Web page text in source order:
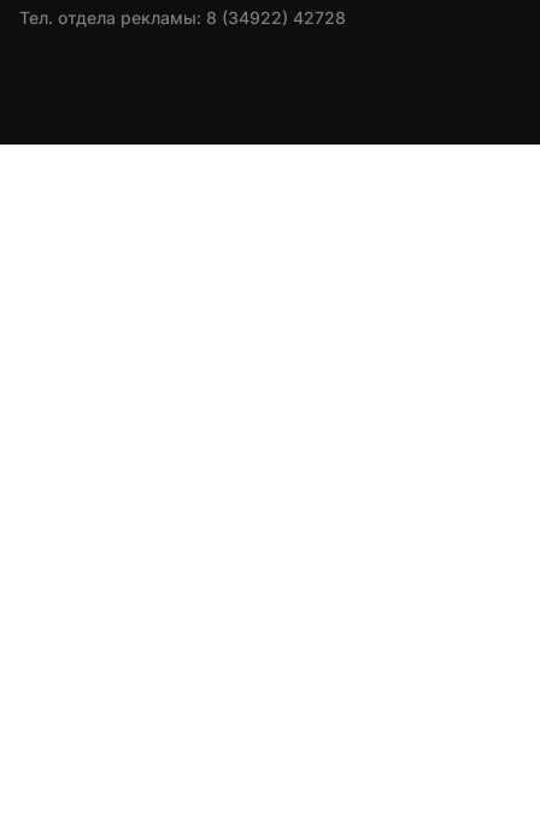
Тел. отдела рекламы: 8 (34922) 42728